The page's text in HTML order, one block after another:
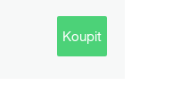
Koupit